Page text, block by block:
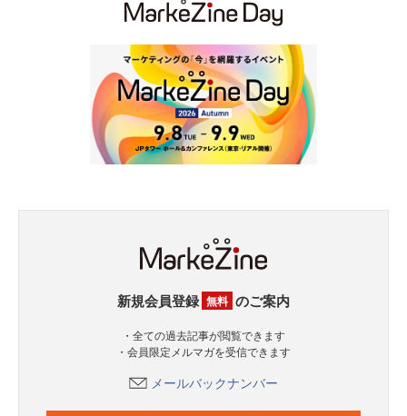
新規会員登録 無料 のご案内
・全ての過去記事が閲覧できます
・会員限定メルマガを受信できます
メールバックナンバー